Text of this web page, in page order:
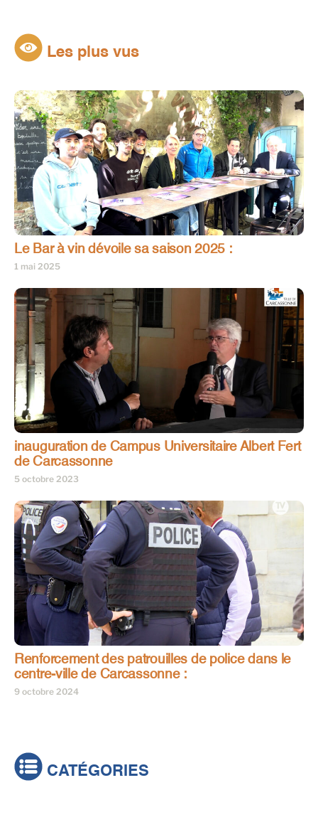
Les plus vus
Le Bar à vin dévoile sa saison 2025 :
1 mai 2025
inauguration de Campus Universitaire Albert Fert
de Carcassonne
5 octobre 2023
Renforcement des patrouilles de police dans le
centre-ville de Carcassonne :
9 octobre 2024
CATÉGORIES